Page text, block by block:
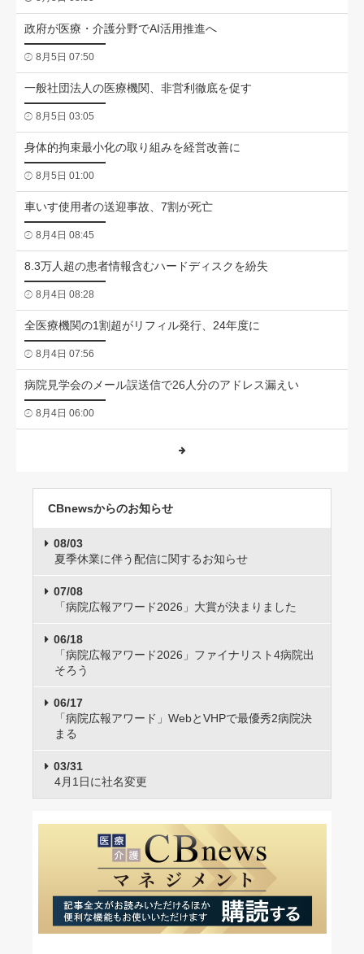
政府が医療・介護分野でAI活用推進へ
8月5日 07:50
一般社団法人の医療機関、非営利徹底を促す
8月5日 03:05
身体的拘束最小化の取り組みを経営改善に
8月5日 01:00
車いす使用者の送迎事故、7割が死亡
8月4日 08:45
8.3万人超の患者情報含むハードディスクを紛失
8月4日 08:28
全医療機関の1割超がリフィル発行、24年度に
8月4日 07:56
病院見学会のメール誤送信で26人分のアドレス漏えい
8月4日 06:00
CBnewsからのお知らせ
08/03
夏季休業に伴う配信に関するお知らせ
07/08
「病院広報アワード2026」大賞が決まりました
06/18
「病院広報アワード2026」ファイナリスト4病院出
そろう
06/17
「病院広報アワード」WebとVHPで最優秀2病院決
まる
03/31
4月1日に社名変更